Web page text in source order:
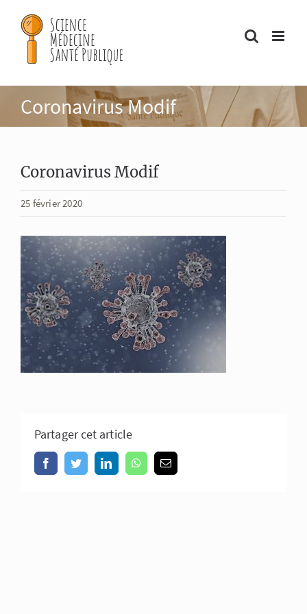
Coronavirus Modif
Coronavirus Modif
25 février 2020
Partager cet article
FacebookTwitterLinkedInWhatsApp
Email